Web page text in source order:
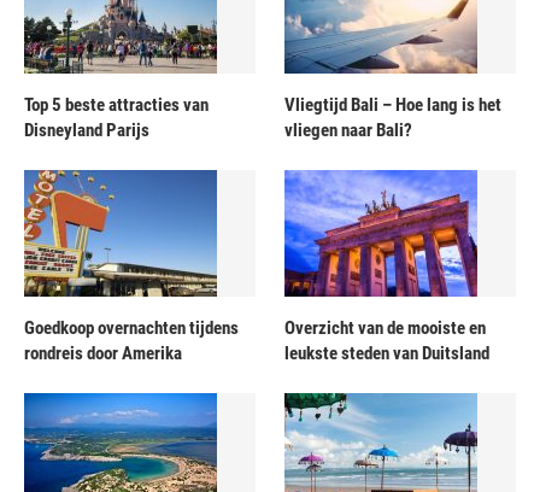
Top 5 beste attracties van
Disneyland Parijs
Vliegtijd Bali – Hoe lang is het
vliegen naar Bali?
Goedkoop overnachten tijdens
rondreis door Amerika
Overzicht van de mooiste en
leukste steden van Duitsland